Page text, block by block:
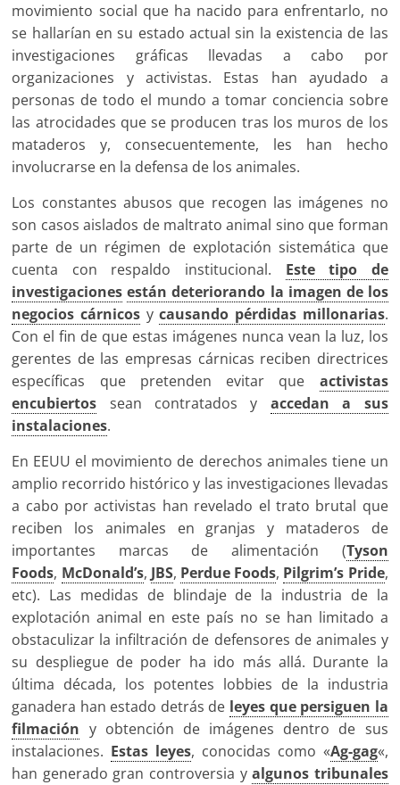
movimiento social que ha nacido para enfrentarlo, no
se hallarían en su estado actual sin la existencia de las
investigaciones gráficas llevadas a cabo por
organizaciones y activistas. Estas han ayudado a
personas de todo el mundo a tomar conciencia sobre
las atrocidades que se producen tras los muros de los
mataderos y, consecuentemente, les han hecho
involucrarse en la defensa de los animales.
Los constantes abusos que recogen las imágenes no
son casos aislados de maltrato animal sino que forman
parte de un régimen de explotación sistemática que
cuenta con respaldo institucional. Este tipo de
investigaciones están deteriorando la imagen de los
negocios cárnicos ycausando pérdidas millonarias.
Con el fin de que estas imágenes nunca vean la luz, los
gerentes de las empresas cárnicas reciben directrices
específicas que pretenden evitar que activistas
encubiertos sean contratados y accedan a sus
instalaciones.
En EEUU el movimiento de derechos animales tiene un
amplio recorrido histórico y las investigaciones llevadas
a cabo por activistas han revelado el trato brutal que
reciben los animales en granjas y mataderos de
importantes marcas de alimentación (Tyson
Foods, McDonald’s, JBS, Perdue Foods, Pilgrim’s Pride,
etc). Las medidas de blindaje de la industria de la
explotación animal en este país no se han limitado a
obstaculizar la infiltración de defensores de animales y
su despliegue de poder ha ido más allá. Durante la
última década, los potentes lobbies de la industria
ganadera han estado detrás de leyes que persiguen la
filmación y obtención de imágenes dentro de sus
instalaciones. Estas leyes, conocidas como «Ag-gag«,
han generado gran controversia yalgunos tribunales